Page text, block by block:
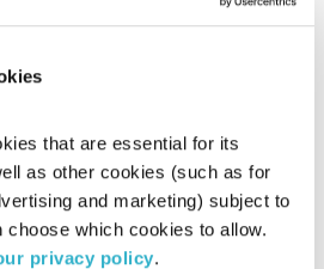
that are essential for its
as other cookies (such as for
and marketing) subject to
choose which cookies to allow.
privacy policy.
פה זה טוב – 6.7.25
פה זה טוב
לירון תאני
06.07.25
01:29:41